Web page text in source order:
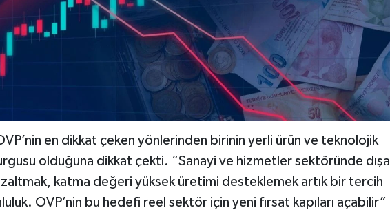
en dikkat çeken yönlerinden birinin yerli ürün ve teknolojik
olduğuna dikkat çekti. “Sanayi ve hizmetler sektöründe dışa
azaltmak, katma değeri yüksek üretimi desteklemek artık bir tercih
OVP’nin bu hedefi reel sektör için yeni fırsat kapıları açabilir”